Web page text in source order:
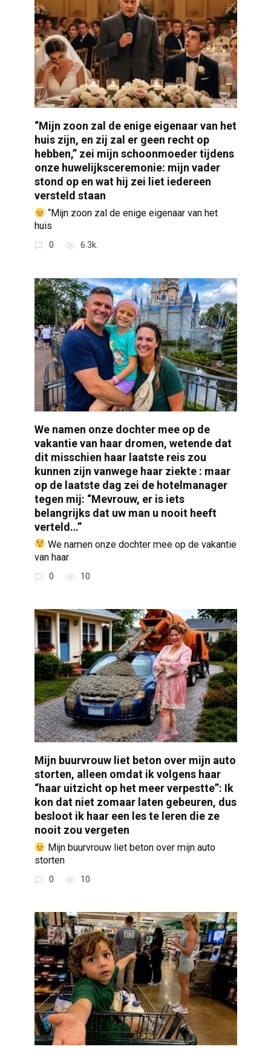
“Mijn zoon zal de enige eigenaar van het
huis zijn, en zij zal er geen recht op
hebben,” zei mijn schoonmoeder tijdens
onze huwelijksceremonie: mijn vader
stond op en wat hij zei liet iedereen
versteld staan
“Mijn zoon zal de enige eigenaar van het
huis
0 6.3k.
We namen onze dochter mee op de
vakantie van haar dromen, wetende dat
dit misschien haar laatste reis zou
kunnen zijn vanwege haar ziekte : maar
op de laatste dag zei de hotelmanager
tegen mij: “Mevrouw, er is iets
belangrijks dat uw man u nooit heeft
verteld…”
We namen onze dochter mee op de vakantie
van haar
0 10
Mijn buurvrouw liet beton over mijn auto
storten, alleen omdat ik volgens haar
“haar uitzicht op het meer verpestte”: Ik
kon dat niet zomaar laten gebeuren, dus
besloot ik haar een les te leren die ze
nooit zou vergeten
Mijn buurvrouw liet beton over mijn auto
storten
0 10